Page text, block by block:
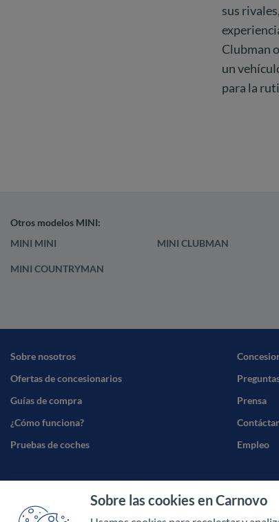
sus
Clubman
un
para la
Otros modelos MINI:
MINI MINI
MINI CLUBMAN
MINI COUNTRYMAN
Sobre las cookies en Carnovo
Sobre nosotros
Ofertas de concesionarios
Guías de compra
¿Cómo funciona?
Pruebas de coches
Prensa
Empleo
Términos